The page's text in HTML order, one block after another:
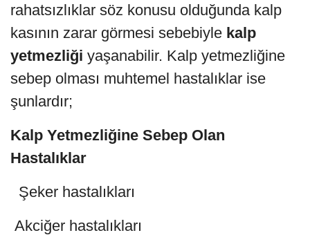
rahatsızlıklar söz konusu olduğunda kalp
kasının zarar görmesi sebebiyle kalp
yetmezliği yaşanabilir. Kalp yetmezliğine
sebep olması muhtemel hastalıklar ise
şunlardır;
Kalp Yetmezliğine Sebep Olan
Hastalıklar
Şeker hastalıkları
Akciğer hastalıkları